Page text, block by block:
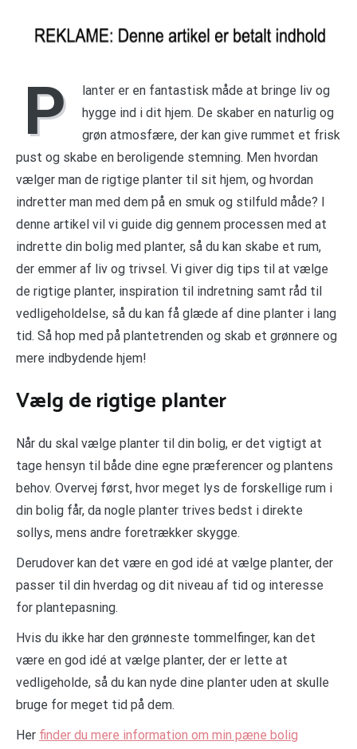
P
lanter er en fantastisk måde at bringe liv og
hygge ind i dit hjem. De skaber en naturlig og
grøn atmosfære, der kan give rummet et frisk
pust og skabe en beroligende stemning. Men hvordan
vælger man de rigtige planter til sit hjem, og hvordan
indretter man med dem på en smuk og stilfuld måde? I
denne artikel vil vi guide dig gennem processen med at
indrette din bolig med planter, så du kan skabe et rum,
der emmer af liv og trivsel. Vi giver dig tips til at vælge
de rigtige planter, inspiration til indretning samt råd til
vedligeholdelse, så du kan få glæde af dine planter i lang
tid. Så hop med på plantetrenden og skab et grønnere og
mere indbydende hjem!
Vælg de rigtige planter
Når du skal vælge planter til din bolig, er det vigtigt at
tage hensyn til både dine egne præferencer og plantens
behov. Overvej først, hvor meget lys de forskellige rum i
din bolig får, da nogle planter trives bedst i direkte
sollys, mens andre foretrækker skygge.
Derudover kan det være en god idé at vælge planter, der
passer til din hverdag og dit niveau af tid og interesse
for plantepasning.
Hvis du ikke har den grønneste tommelfinger, kan det
være en god idé at vælge planter, der er lette at
vedligeholde, så du kan nyde dine planter uden at skulle
bruge for meget tid på dem.
Her finder du mere information om min pæne bolig